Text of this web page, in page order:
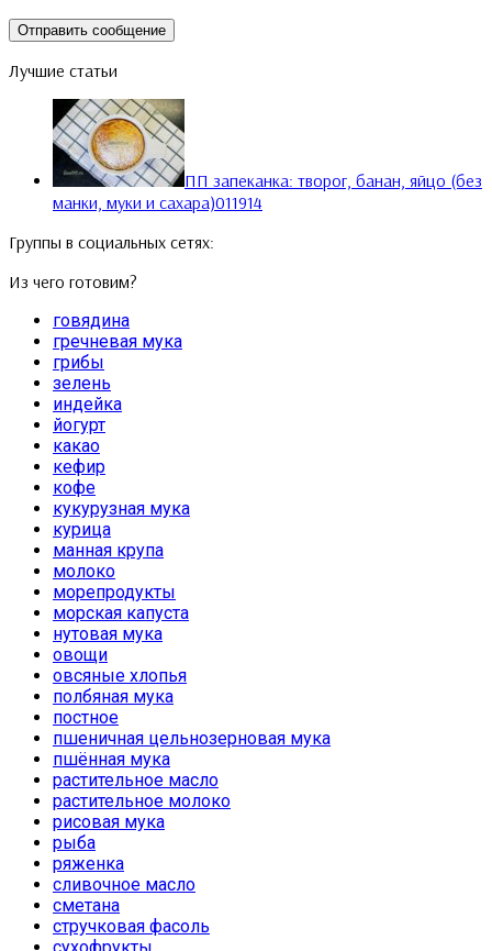
Лучшие статьи
ПП запеканка: творог, банан, яйцо (без
манки, муки и сахара)011914
Группы в социальных сетях:
Из чего готовим?
говядина
гречневая мука
грибы
зелень
индейка
йогурт
какао
кефир
кофе
кукурузная мука
курица
манная крупа
молоко
морепродукты
морская капуста
нутовая мука
овощи
овсяные хлопья
полбяная мука
постное
пшеничная цельнозерновая мука
пшённая мука
растительное масло
растительное молоко
рисовая мука
рыба
ряженка
сливочное масло
сметана
стручковая фасоль